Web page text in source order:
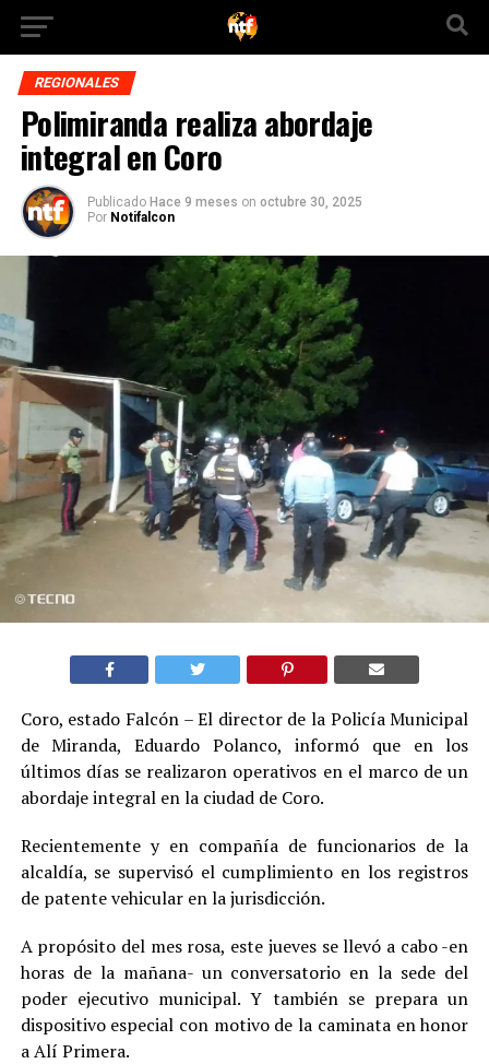
REGIONALES
Polimiranda realiza abordaje
integral en Coro
Publicado Hace 9 meses on octubre 30, 2025
Por Notifalcon
Coro, estado Falcón – El director de la Policía Municipal
de Miranda, Eduardo Polanco, informó que en los
últimos días se realizaron operativos en el marco de un
abordaje integral en la ciudad de Coro.
Recientemente y en compañía de funcionarios de la
alcaldía, se supervisó el cumplimiento en los registros
de patente vehicular en la jurisdicción.
A propósito del mes rosa, este jueves se llevó a cabo -en
horas de la mañana- un conversatorio en la sede del
poder ejecutivo municipal. Y también se prepara un
dispositivo especial con motivo de la caminata en honor
a Alí Primera.